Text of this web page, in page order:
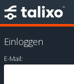
Einloggen
E-Mail: